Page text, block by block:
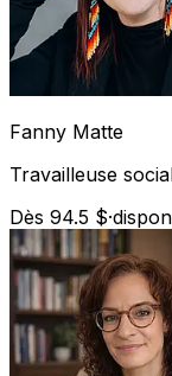
Fanny Matte
Travailleuse
Dès 94.5 $·